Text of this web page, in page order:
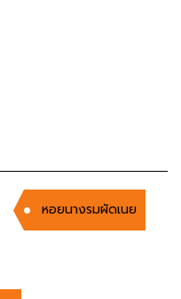
หอยนางรมผัดเนย